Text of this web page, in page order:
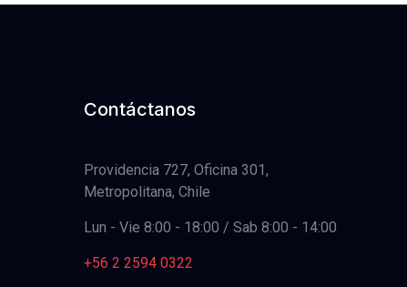
Contáctanos
Providencia 727, Oficina 301,
Metropolitana, Chile
Lun - Vie 8:00 - 18:00 / Sab 8:00 - 14:00
+56 2 2594 0322